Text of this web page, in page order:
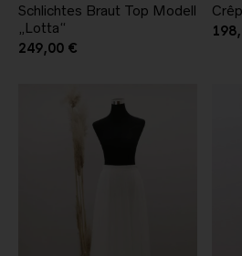
Schlichtes Braut Top Modell
„Lotta“
249,00 €